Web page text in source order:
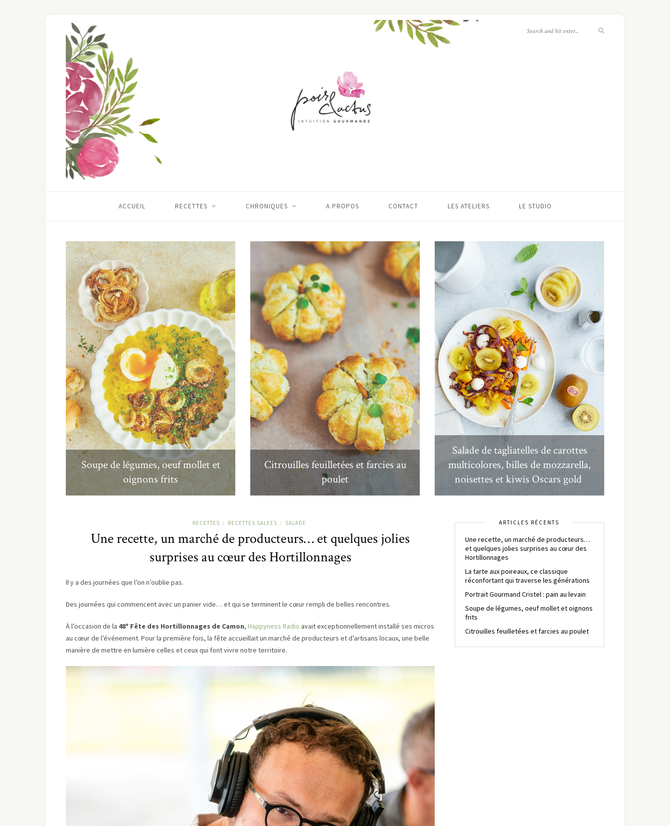
ACCUEIL RECETTES CHRONIQUES A PROPOS CONTACT LES ATELIERS LE STUDIO
Soupe de légumes, oeuf mollet et
oignons frits
Citrouilles feuilletées et farcies au
poulet
Salade de tagliatelles de carottes
multicolores, billes de mozzarella,
noisettes et kiwis Oscars gold
RECETTES / RECETTES SALEES / SALADE
Une recette, un marché de producteurs… et quelques jolies
surprises au cœur des Hortillonnages
Il y a des journées que l’on n’oublie pas.
Des journées qui commencent avec un panier vide… et qui se terminent le cœur rempli de belles rencontres.
À l’occasion de la 48ᵉ Fête des Hortillonnages de Camon, Happyness Radio avait exceptionnellement installé ses micros
au cœur de l’événement. Pour la première fois, la fête accueillait un marché de producteurs et d’artisans locaux, une belle
manière de mettre en lumière celles et ceux qui font vivre notre territoire.
ARTICLES RÉCENTS
Une recette, un marché de producteurs…
et quelques jolies surprises au cœur des
Hortillonnages
La tarte aux poireaux, ce classique
réconfortant qui traverse les générations
Portrait Gourmand Cristel : pain au levain
Soupe de légumes, oeuf mollet et oignons
frits
Citrouilles feuilletées et farcies au poulet